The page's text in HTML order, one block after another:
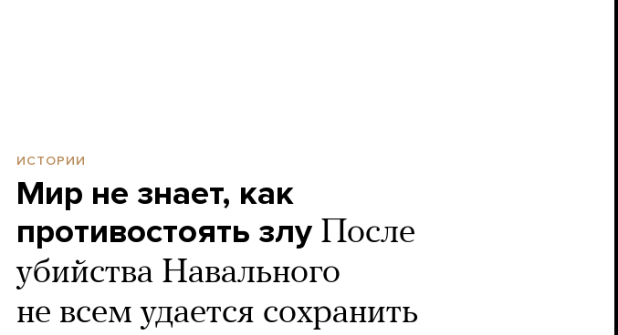
ИСТОРИИ
Мир не знает, как
противостоять злу После
убийства Навального
не всем удается сохранить